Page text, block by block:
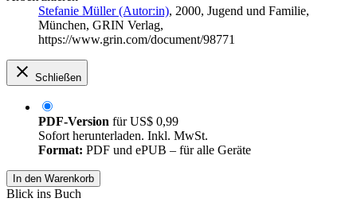
Stefanie Müller (Autor:in), 2000, Jugend und Familie,
München, GRIN Verlag,
https://www.grin.com/document/98771
Schließen
PDF-Version fürUS$ 0,99
Sofort herunterladen. Inkl. MwSt.
Format: PDF und ePUB – für alle Geräte
In den Warenkorb
Blick ins Buch